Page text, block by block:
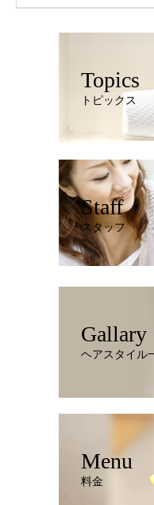
Topics
トピックス
Staff
スタッフ
Gallary
ヘアスタイル
Menu
料金